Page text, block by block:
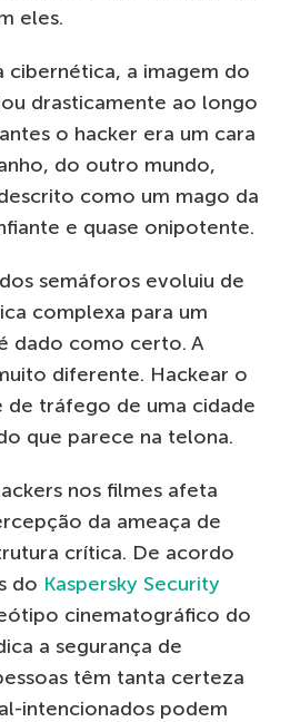
eles.
cibernética, a imagem do
drasticamente ao longo
o hacker era um cara
do outro mundo,
como um mago da
e quase onipotente.
semáforos evoluiu de
complexa para um
dado como certo. A
diferente. Hackear o
tráfego de uma cidade
que parece na telona.
nos filmes afeta
da ameaça de
crítica. De acordo
do Kaspersky Security
cinematográfico do
a segurança de
têm tanta certeza
intencionados podem